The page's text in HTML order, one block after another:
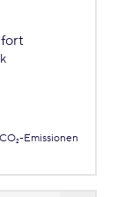
CO₂-Emissionen